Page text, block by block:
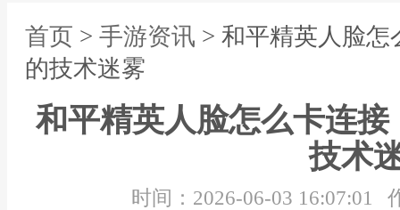
首页 > 手游资讯 > 和平精英人脸
的技术迷雾
和平精英人脸怎么卡连
技术
时间：2026-06-03 16:07:01